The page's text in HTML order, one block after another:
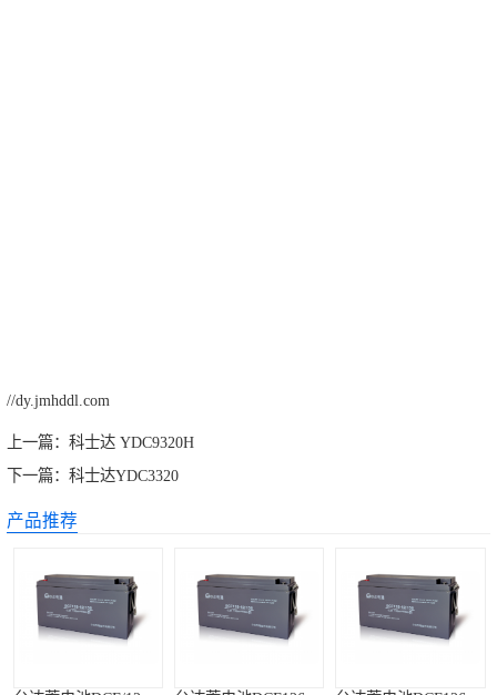
//dy.jmhddl.com
上一篇： 科士达 YDC9320H
下一篇： 科士达YDC3320
产品推荐